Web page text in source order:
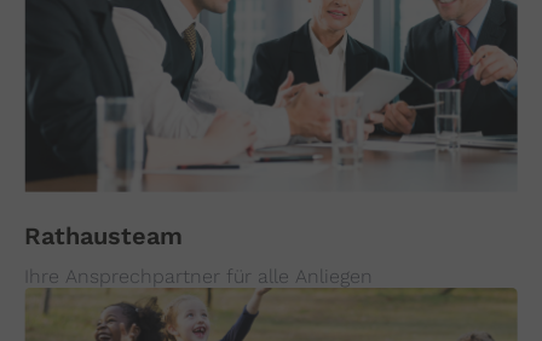
Rathausteam
Ihre Ansprechpartner für alle Anliegen